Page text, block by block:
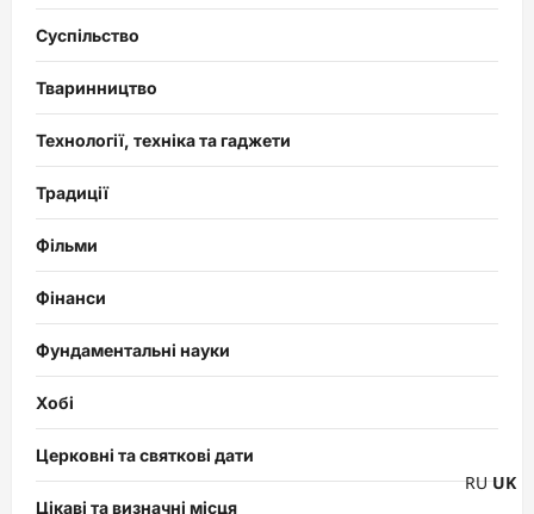
Суспільство
Тваринництво
Технології, техніка та гаджети
Традиції
Фільми
Фінанси
Фундаментальні науки
Хобі
Церковні та святкові дати
Цікаві та визначні місця
RU UK